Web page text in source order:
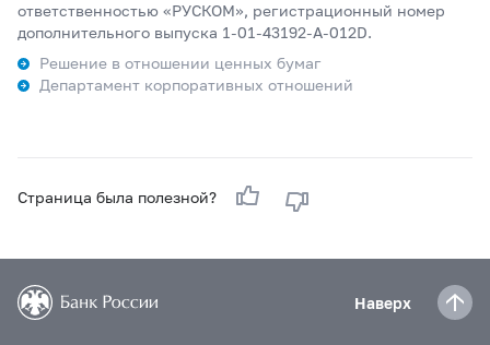
ответственностью «РУСКОМ», регистрационный номер
дополнительного выпуска 1-01-43192-А-012D.
Решение в отношении ценных бумаг
Департамент корпоративных отношений
Страница была полезной?
Наверх